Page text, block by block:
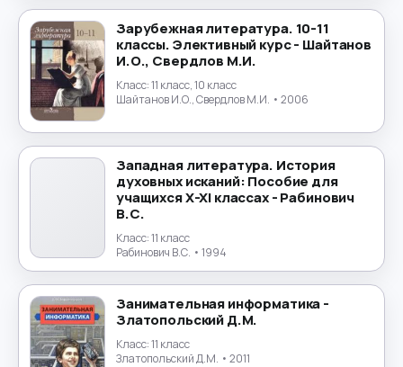
Литература
Литературное чтение
Маркетинг
Математика
Менеджмент →
Налогообложение
Немецкий язык
Зарубежная литература. 10-11
классы. Элективный курс - Шайтанов
И.О., Свердлов М.И.
Класс:11 класс, 10 класс
Шайтанов И.О., Свердлов М.И. • 2006
Западная литература. История
духовных исканий: Пособие для
учащихся X-XI классах - Рабинович
В.С.
Класс:11 класс
Рабинович В.С. • 1994
Занимательная информатика -
Златопольский Д.М.
Класс:11 класс
Златопольский Д.М. • 2011